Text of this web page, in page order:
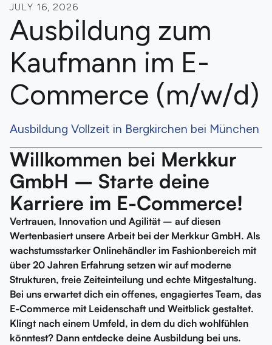
JULY 16, 2026
Ausbildung zum
Kaufmann im E-
Commerce (m/w/d)
Ausbildung Vollzeit in Bergkirchen bei München
Willkommen bei Merkkur
GmbH – Starte deine
Karriere im E-Commerce!
Vertrauen, Innovation und Agilität – auf diesen
Wertenbasiert unsere Arbeit bei der Merkkur GmbH. Als
wachstumsstarker Onlinehändler im Fashionbereich mit
über 20 Jahren Erfahrung setzen wir auf moderne
Strukturen, freie Zeiteinteilung und echte Mitgestaltung.
Bei uns erwartet dich ein offenes, engagiertes Team, das
E-Commerce mit Leidenschaft und Weitblick gestaltet.
Klingt nach einem Umfeld, in dem du dich wohlfühlen
könntest? Dann entdecke deine Ausbildung bei uns.